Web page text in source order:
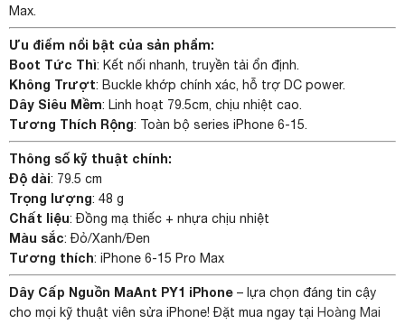
Max.
Ưu điểm nổi bật của sản phẩm:
Boot Tức Thì: Kết nối nhanh, truyền tải ổn định.
Không Trượt: Buckle khớp chính xác, hỗ trợ DC power.
Dây Siêu Mềm: Linh hoạt 79.5cm, chịu nhiệt cao.
Tương Thích Rộng: Toàn bộ series iPhone 6-15.
Thông số kỹ thuật chính:
Độ dài: 79.5 cm
Trọng lượng: 48 g
Chất liệu: Đồng mạ thiếc + nhựa chịu nhiệt
Màu sắc: Đỏ/Xanh/Đen
Tương thích: iPhone 6-15 Pro Max
Dây Cấp Nguồn MaAnt PY1 iPhone – lựa chọn đáng tin cậy
cho mọi kỹ thuật viên sửa iPhone! Đặt mua ngay tại Hoàng Mai